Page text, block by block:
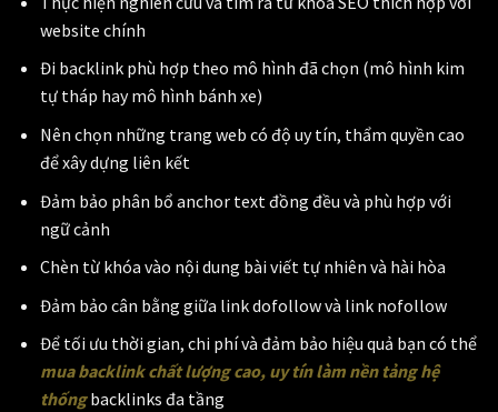
website chính
Đi backlink phù hợp theo mô hình đã chọn (mô hình kim
tự tháp hay mô hình bánh xe)
Nên chọn những trang web có độ uy tín, thẩm quyền cao
để xây dựng liên kết
Đảm bảo phân bổ anchor text đồng đều và phù hợp với
ngữ cảnh
Chèn từ khóa vào nội dung bài viết tự nhiên và hài hòa
Đảm bảo cân bằng giữa link dofollow và link nofollow
Để tối ưu thời gian, chi phí và đảm bảo hiệu quả bạn có thể
mua backlink chất lượng cao, uy tín làm nền tảng hệ
thốngbacklinks đa tầng